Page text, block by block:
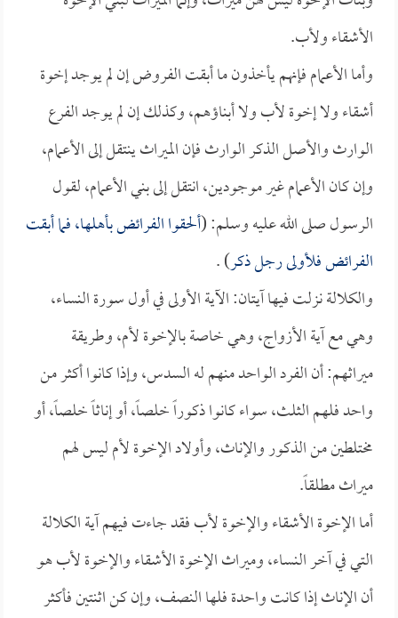
الأشقاء ولأب.
وأما الأعمام فإنهم يأخذون ما أبقت الفروض إن لم يوجد إخوة
أشقاء ولا إخوة لأب ولا أبناؤهم، وكذلك إن لم يوجد الفرع
الوارث والأصل الذكر الوارث فإن الميراث ينتقل إلى الأعمام،
وإن كان الأعمام غير موجودين، انتقل إلى بني الأعمام، لقول
الرسول صلى الله عليه وسلم: (ألحقوا الفرائض بأهلها، فما أبقت
الفرائض فلأولى رجل ذكر) .
والكلالة نزلت فيها آيتان: الآية الأولى في أول سورة النساء،
وهي مع آية الأزواج، وهي خاصة بالإخوة لأم، وطريقة
ميراثهم: أن الفرد الواحد منهم له السدس، وإذا كانوا أكثر من
واحد فلهم الثلث، سواء كانوا ذكوراً خلصاً، أو إناثاً خلصاً، أو
مختلطين من الذكور والإناث، وأولاد الإخوة لأم ليس لهم
ميراث مطلقاً.
أما الإخوة الأشقاء والإخوة لأب فقد جاءت فيهم آية الكلالة
التي في آخر النساء، وميراث الإخوة الأشقاء والإخوة لأب هو
أن الإناث إذا كانت واحدة فلها النصف، وإن كن اثنتين فأكثر